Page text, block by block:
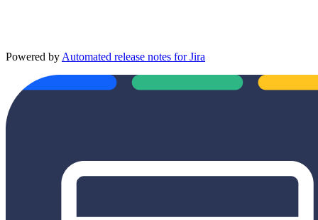
Powered by Automated release notes for Jira